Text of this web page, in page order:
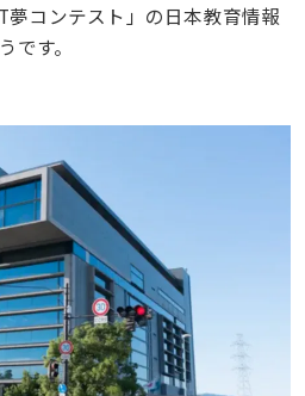
コンテスト」の日本教育情報
です。